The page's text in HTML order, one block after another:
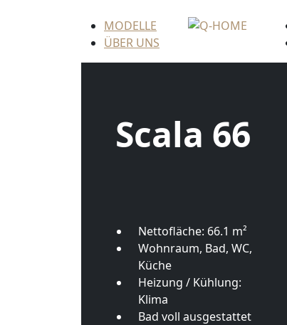
MODELLE
ÜBER UNS
Scala 66
Nettofläche: 66.1 m²
Wohnraum, Bad, WC,
Küche
Heizung / Kühlung:
Klima
Bad voll ausgestattet